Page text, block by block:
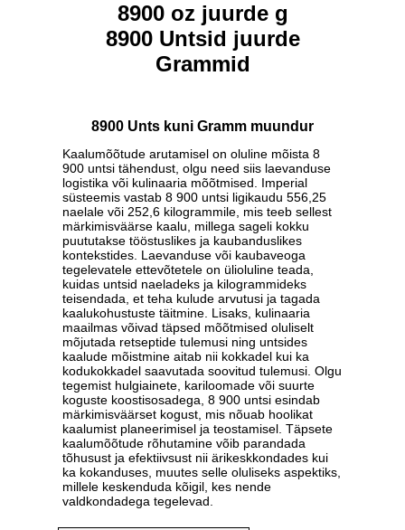
8900 oz juurde g
8900 Untsid juurde
Grammid
8900 Unts kuni Gramm muundur
Kaalumõõtude arutamisel on oluline mõista 8
900 untsi tähendust, olgu need siis laevanduse
logistika või kulinaaria mõõtmised. Imperial
süsteemis vastab 8 900 untsi ligikaudu 556,25
naelale või 252,6 kilogrammile, mis teeb sellest
märkimisväärse kaalu, millega sageli kokku
puututakse tööstuslikes ja kaubanduslikes
kontekstides. Laevanduse või kaubaveoga
tegelevatele ettevõtetele on ülioluline teada,
kuidas untsid naeladeks ja kilogrammideks
teisendada, et teha kulude arvutusi ja tagada
kaalukohustuste täitmine. Lisaks, kulinaaria
maailmas võivad täpsed mõõtmised oluliselt
mõjutada retseptide tulemusi ning untsides
kaalude mõistmine aitab nii kokkadel kui ka
kodukokkadel saavutada soovitud tulemusi. Olgu
tegemist hulgiainete, kariloomade või suurte
koguste koostisosadega, 8 900 untsi esindab
märkimisväärset kogust, mis nõuab hoolikat
kaalumist planeerimisel ja teostamisel. Täpsete
kaalumõõtude rõhutamine võib parandada
tõhusust ja efektiivsust nii ärikeskkondades kui
ka kokanduses, muutes selle oluliseks aspektiks,
millele keskenduda kõigil, kes nende
valdkondadega tegelevad.